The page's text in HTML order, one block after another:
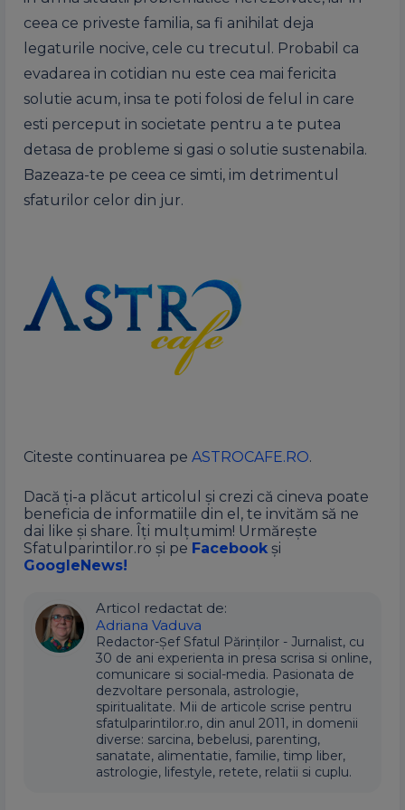
ceea ce priveste familia, sa fi anihilat deja
legaturile nocive, cele cu trecutul. Probabil ca
evadarea in cotidian nu este cea mai fericita
solutie acum, insa te poti folosi de felul in care
esti perceput in societate pentru a te putea
detasa de probleme si gasi o solutie sustenabila.
Bazeaza-te pe ceea ce simti, im detrimentul
sfaturilor celor din jur.
Citeste continuarea pe ASTROCAFE.RO.
Dacă ți-a plăcut articolul și crezi că cineva poate
beneficia de informatiile din el, te invităm să ne
dai like și share. Îți mulțumim! Urmărește
Sfatulparintilor.ro și pe Facebook și
GoogleNews!
Articol redactat de:
Adriana Vaduva
Redactor-Șef Sfatul Părinților - Jurnalist, cu
30 de ani experienta in presa scrisa si online,
comunicare si social-media. Pasionata de
dezvoltare personala, astrologie,
spiritualitate. Mii de articole scrise pentru
sfatulparintilor.ro, din anul 2011, in domenii
diverse: sarcina, bebelusi, parenting,
sanatate, alimentatie, familie, timp liber,
astrologie, lifestyle, retete, relatii si cuplu.